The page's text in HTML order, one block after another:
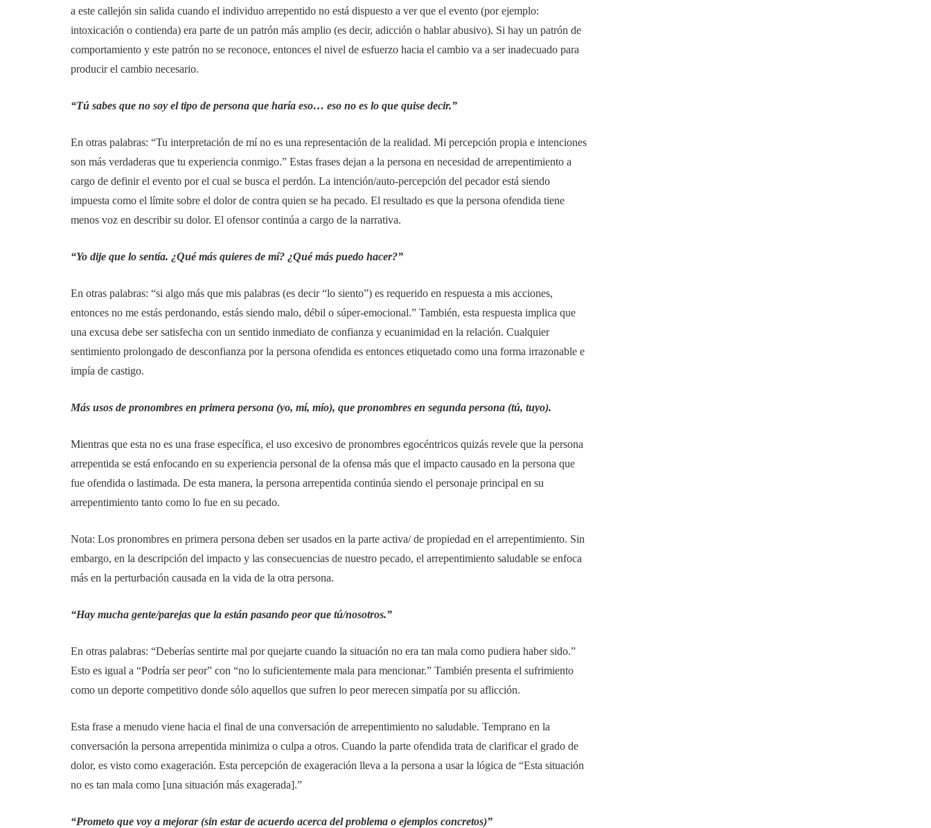
a este callejón sin salida cuando el individuo arrepentido no está dispuesto a ver que el evento (por ejemplo:
intoxicación o contienda) era parte de un patrón más amplio (es decir, adicción o hablar abusivo). Si hay un patrón de
comportamiento y este patrón no se reconoce, entonces el nivel de esfuerzo hacia el cambio va a ser inadecuado para
producir el cambio necesario.
“Tú sabes que no soy el tipo de persona que haría eso… eso no es lo que quise decir.”
En otras palabras: “Tu interpretación de mí no es una representación de la realidad. Mi percepción propia e intenciones
son más verdaderas que tu experiencia conmigo.” Estas frases dejan a la persona en necesidad de arrepentimiento a
cargo de definir el evento por el cual se busca el perdón. La intención/auto-percepción del pecador está siendo
impuesta como el límite sobre el dolor de contra quien se ha pecado. El resultado es que la persona ofendida tiene
menos voz en describir su dolor. El ofensor continúa a cargo de la narrativa.
“Yo dije que lo sentía. ¿Qué más quieres de mí? ¿Qué más puedo hacer?”
En otras palabras: “si algo más que mis palabras (es decir “lo siento”) es requerido en respuesta a mis acciones,
entonces no me estás perdonando, estás siendo malo, débil o súper-emocional.” También, esta respuesta implica que
una excusa debe ser satisfecha con un sentido inmediato de confianza y ecuanimidad en la relación. Cualquier
sentimiento prolongado de desconfianza por la persona ofendida es entonces etiquetado como una forma irrazonable e
impía de castigo.
Más usos de pronombres en primera persona (yo, mí, mío), que pronombres en segunda persona (tú, tuyo).
Mientras que esta no es una frase específica, el uso excesivo de pronombres egocéntricos quizás revele que la persona
arrepentida se está enfocando en su experiencia personal de la ofensa más que el impacto causado en la persona que
fue ofendida o lastimada. De esta manera, la persona arrepentida continúa siendo el personaje principal en su
arrepentimiento tanto como lo fue en su pecado.
Nota: Los pronombres en primera persona deben ser usados en la parte activa/ de propiedad en el arrepentimiento. Sin
embargo, en la descripción del impacto y las consecuencias de nuestro pecado, el arrepentimiento saludable se enfoca
más en la perturbación causada en la vida de la otra persona.
“Hay mucha gente/parejas que la están pasando peor que tú/nosotros.”
En otras palabras: “Deberías sentirte mal por quejarte cuando la situación no era tan mala como pudiera haber sido.”
Esto es igual a “Podría ser peor” con “no lo suficientemente mala para mencionar.” También presenta el sufrimiento
como un deporte competitivo donde sólo aquellos que sufren lo peor merecen simpatía por su aflicción.
Esta frase a menudo viene hacia el final de una conversación de arrepentimiento no saludable. Temprano en la
conversación la persona arrepentida minimiza o culpa a otros. Cuando la parte ofendida trata de clarificar el grado de
dolor, es visto como exageración. Esta percepción de exageración lleva a la persona a usar la lógica de “Esta situación
no es tan mala como [una situación más exagerada].”
“Prometo que voy a mejorar (sin estar de acuerdo acerca del problema o ejemplos concretos)”